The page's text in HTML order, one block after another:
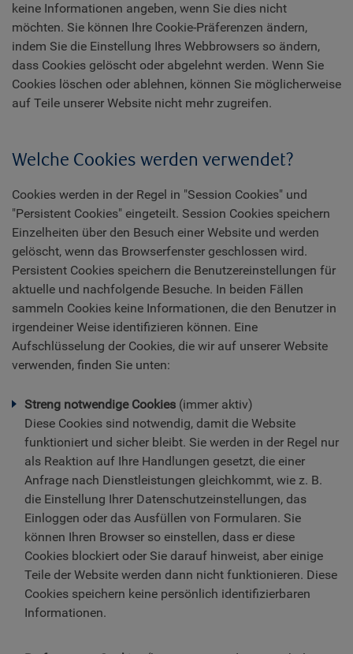
keine Informationen angeben, wenn Sie dies nicht
möchten. Sie können Ihre Cookie-Präferenzen ändern,
indem Sie die Einstellung Ihres Webbrowsers so ändern,
dass Cookies gelöscht oder abgelehnt werden. Wenn Sie
Cookies löschen oder ablehnen, können Sie möglicherweise
auf Teile unserer Website nicht mehr zugreifen.
Welche Cookies werden verwendet?
Cookies werden in der Regel in "Session Cookies" und
"Persistent Cookies" eingeteilt. Session Cookies speichern
Einzelheiten über den Besuch einer Website und werden
gelöscht, wenn das Browserfenster geschlossen wird.
Persistent Cookies speichern die Benutzereinstellungen für
aktuelle und nachfolgende Besuche. In beiden Fällen
sammeln Cookies keine Informationen, die den Benutzer in
irgendeiner Weise identifizieren können. Eine
Aufschlüsselung der Cookies, die wir auf unserer Website
verwenden, finden Sie unten:
Streng notwendige Cookies (immer aktiv)
Diese Cookies sind notwendig, damit die Website
funktioniert und sicher bleibt. Sie werden in der Regel nur
als Reaktion auf Ihre Handlungen gesetzt, die einer
Anfrage nach Dienstleistungen gleichkommt, wie z. B.
die Einstellung Ihrer Datenschutzeinstellungen, das
Einloggen oder das Ausfüllen von Formularen. Sie
können Ihren Browser so einstellen, dass er diese
Cookies blockiert oder Sie darauf hinweist, aber einige
Teile der Website werden dann nicht funktionieren. Diese
Cookies speichern keine persönlich identifizierbaren
Informationen.